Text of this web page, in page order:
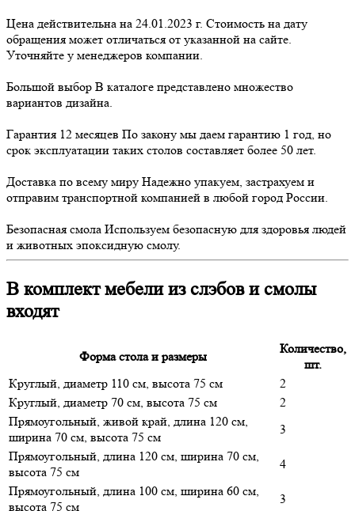
Цена действительна на 24.01.2023 г. Стоимость на дату
обращения может отличаться от указанной на сайте.
Уточняйте у менеджеров компании.
Большой выбор В каталоге представлено множество
вариантов дизайна.
Гарантия 12 месяцев По закону мы даем гарантию 1 год, но
срок эксплуатации таких столов составляет более 50 лет.
Доставка по всему миру Надежно упакуем, застрахуем и
отправим транспортной компанией в любой город России.
Безопасная смола Используем безопасную для здоровья людей
и животных эпоксидную смолу.
В комплект мебели из слэбов и смолы
входят
Форма стола и размеры
Количество,
шт.
Круглый, диаметр 110 см, высота 75 см
2
Круглый, диаметр 70 см, высота 75 см
2
Прямоугольный, живой край, длина 120 см,
ширина 70 см, высота 75 см
3
Прямоугольный, длина 120 см, ширина 70 см,
высота 75 см
4
Прямоугольный, длина 100 см, ширина 60 см,
высота 75 см
3